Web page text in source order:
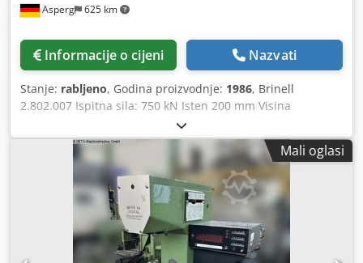
Asperg 625 km
Informacije o cijeni Nazvati
Stanje: rabljeno, Godina proizvodnje: 1986, Brinell
2.802.007 Ispitna sila: 750 kN Isten 200 mm Visina
ispitivanja: 14 mm Upravljački sustav: Stiefelmayer Masa
stroja: približno 620 kg Potrebni prostor: približno 360 x
840 x 1250 mm Izvedba: A, veličina 1 Ispitna sila: 750 kN
Vrsta sile: opterećenje opružnom silom, kN Prethodna sila:
maks. 300 kN Isten: 200 mm Visina ispitivanja: 14 mm
Napon: 380/220 V Dcodpfeyan Smex Agxsk Vrsta struje: 50
Hz Dodatna oprema i posebni uređaji: - Elektronika za
mjerenje tvrdoće Brinell-Vickers, tip 2.802.007 - Zaštita od
odbljeska za uređaj s matiranim zaslonom Potrebna
Mali oglasi